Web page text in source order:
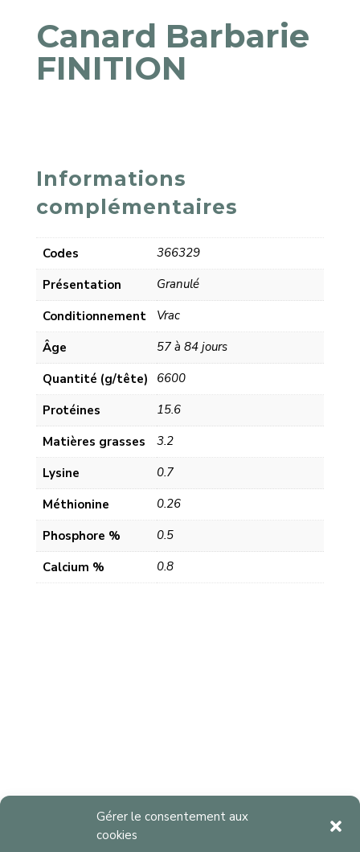
Gérer le consentement aux
cookies
Canard Barbarie
FINITION
Informations
complémentaires
Codes
366329
Présentation
Granulé
Conditionnement
Vrac
Âge
57 à 84 jours
Quantité (g/tête)
6600
Protéines
15.6
Matières grasses
3.2
Lysine
0.7
Méthionine
0.26
Phosphore %
0.5
Calcium %
0.8